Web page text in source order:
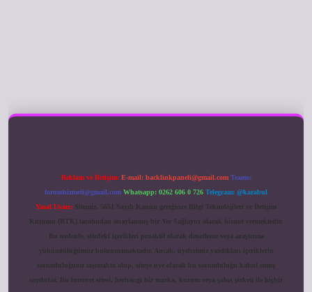
Reklam ve İletişim: E-mail: backlinkpaneli@gmail.com Teams:
forumhizmeti@gmail.com Whatsapp: 0262 606 0 726 Telegram: @karabul
Yasal Uyarı: Sitemiz, 5651 Sayılı Kanun gereğince Bilgi Teknolojileri ve İletişim
Kurumu (BTK) tarafından onaylanmış bir Yer Sağlayıcı olarak hizmet vermektedir.
Bu nedenle, sitedeki içerikleri proaktif olarak denetleme veya araştırma
yükümlülüğümüz bulunmamaktadır. Ancak, üyelerimiz yazdıkları içeriklerin
sorumluluğunu taşımakta olup, siteye üye olarak bu sorumluluğu kabul etmiş
sayılırlar. Bu internet sitesi, herhangi bir marka, kurum veya şahıs şirketi ile hiçbir